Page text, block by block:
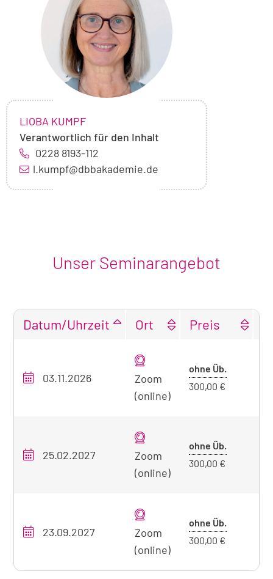
Lioba
Kumpf
NAME:
LIOBA KUMPF,
Verantwortlich für den Inhalt
0228 8193-112
l.kumpf@dbbakademie.de
Unser Seminarangebot
unseres
Seminar
Datum/Uhrzeit Ort Preis
03.11.2026
Zoom
(online)
ohne Üb.
300,00 €
25.02.2027
Zoom
(online)
ohne Üb.
300,00 €
23.09.2027
Zoom
(online)
ohne Üb.
300,00 €